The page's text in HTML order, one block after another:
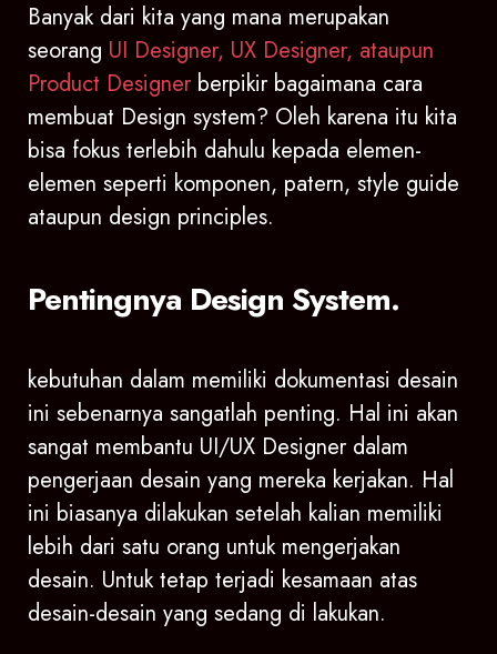
Banyak dari kita yang mana merupakan
seorang UI Designer, UX Designer, ataupun
Product Designer berpikir bagaimana cara
membuat Design system? Oleh karena itu kita
bisa fokus terlebih dahulu kepada elemen-
elemen seperti komponen, patern, style guide
ataupun design principles.
Pentingnya Design System.
kebutuhan dalam memiliki dokumentasi desain
ini sebenarnya sangatlah penting. Hal ini akan
sangat membantu UI/UX Designer dalam
pengerjaan desain yang mereka kerjakan. Hal
ini biasanya dilakukan setelah kalian memiliki
lebih dari satu orang untuk mengerjakan
desain. Untuk tetap terjadi kesamaan atas
desain-desain yang sedang di lakukan.